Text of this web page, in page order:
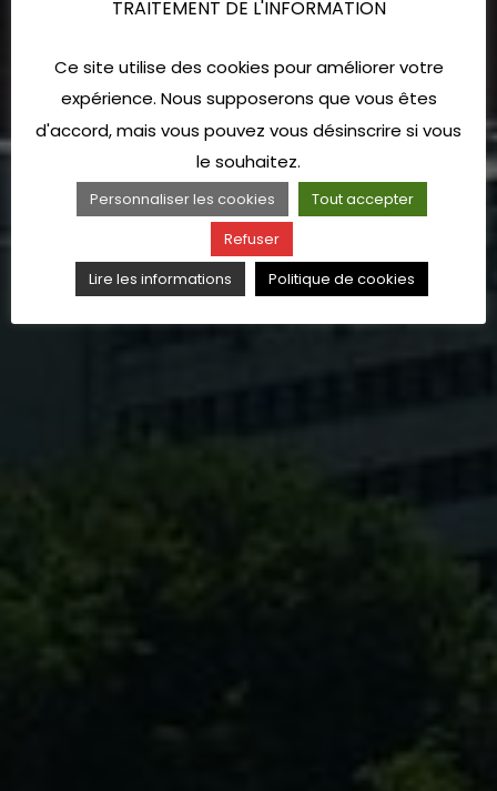
TRAITEMENT DE L'INFORMATION
Ce site utilise des cookies pour améliorer votre
expérience. Nous supposerons que vous êtes
d'accord, mais vous pouvez vous désinscrire si vous
le souhaitez.
Personnaliser les cookies
Tout accepter
Refuser
Lire les informations
Politique de cookies